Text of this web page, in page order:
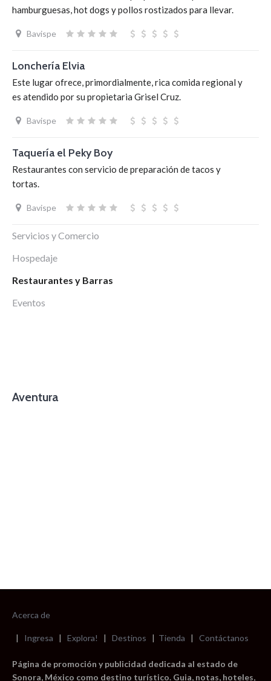
hamburguesas, hot dogs y pollos rostizados para llevar.
Bavispe
Lonchería Elvia
Este lugar ofrece, primordialmente, rica comida regional y
es atendido por su propietaria Grisel Cruz.
Bavispe
Taquería el Peky Boy
Restaurantes con servicio de preparación de tacos y
tortas.
Bavispe
Servicios y Comercio
Hospedaje
Restaurantes y Barras
Eventos
Aventura
Acerca de
| Ingresa | Explora! | Destinos | Tienda | Contáctanos
Página de promoción y publicidad dedicada al estado de
Sonora, México como destino turístico. Guia, notas, hoteles,